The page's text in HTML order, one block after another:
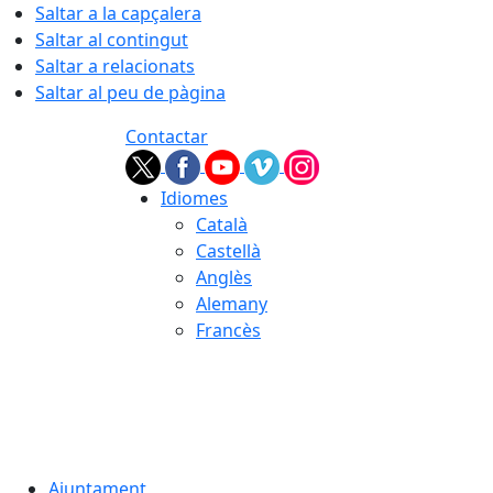
Saltar a la capçalera
Saltar al contingut
Saltar a relacionats
Saltar al peu de pàgina
Contactar
Idiomes
Català
Castellà
Anglès
Alemany
Francès